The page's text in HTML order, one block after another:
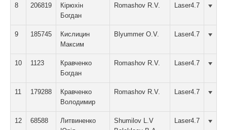
8 206819
Кірюхін
Богдан
Romashov R.V. Laser4.7
9 185745
Кислицин
Максим
Blyummer O.V. Laser4.7
10 1123
Кравченко
Богдан
Romashov R.V. Laser4.7
11 179288
Кравченко
Володимир
Romashov R.V. Laser4.7
12 68588
Литвиненко
Shumilov L.V
Laser4.7